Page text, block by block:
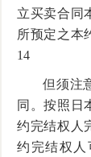
立买卖合同
所预定之本
14
但须注
同。按照日
约完结权人
约完结权人